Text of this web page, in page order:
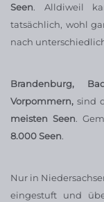
Seen. Alldiweil
tatsächlich, wohl
nach
Brandenburg,
Vorpommern, sind
meisten Seen.
8.000 Seen.
Nur in
eingestuft und